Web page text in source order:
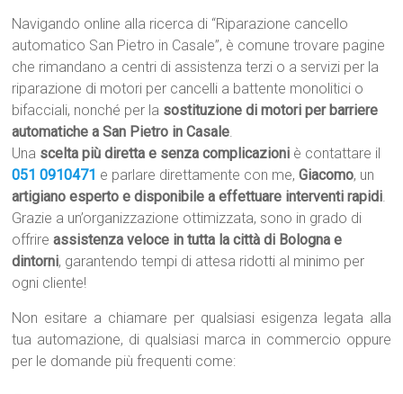
Navigando online alla ricerca di “Riparazione cancello
automatico San Pietro in Casale”, è comune trovare pagine
che rimandano a centri di assistenza terzi o a servizi per la
riparazione di motori per cancelli a battente monolitici o
bifacciali, nonché per la sostituzione di motori per barriere
automatiche a San Pietro in Casale.
Una scelta più diretta e senza complicazioni è contattare il
051 0910471 e parlare direttamente con me,Giacomo, un
artigiano esperto e disponibile a effettuare interventi rapidi.
Grazie a un’organizzazione ottimizzata, sono in grado di
offrireassistenza veloce in tutta la città di Bologna e
dintorni, garantendo tempi di attesa ridotti al minimo per
ogni cliente!
Non esitare a chiamare per qualsiasi esigenza legata alla
tua automazione, di qualsiasi marca in commercio oppure
per le domande più frequenti come: